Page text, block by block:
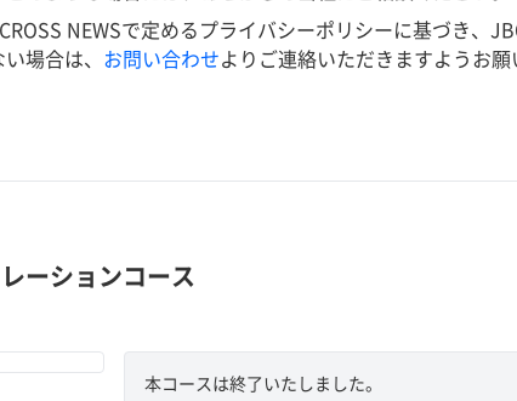
NEWSで定めるプライバシーポリシーに基づき、
場合は、 お問い合わせよりご連絡いただきますようお願
ーションコース
本コースは終了いたしました。